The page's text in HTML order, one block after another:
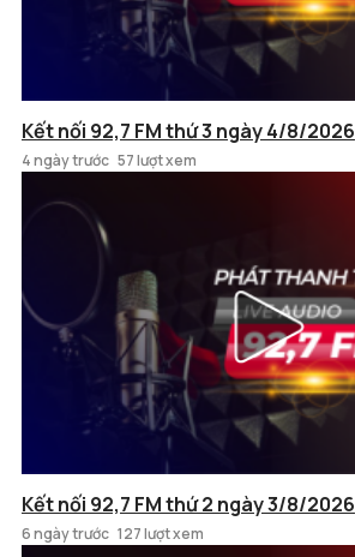
Kết nối 92,7 FM thứ 3 ngày 4/8/2026
4 ngày trước 57 lượt xem
Kết nối 92,7 FM thứ 2 ngày 3/8/2026
6 ngày trước 127 lượt xem